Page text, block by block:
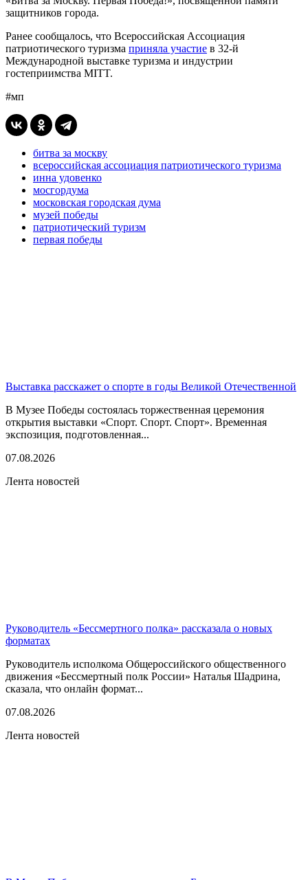
защитников города.
Ранее сообщалось, что Всероссийская Ассоциация
патриотического туризма приняла участие в 32-й
Международной выставке туризма и индустрии
гостеприимства MITT.
#мп
битва за москву
всероссийская ассоциация патриотического туризма
инна удовенко
мосгордума
московская городская дума
музей победы
патриотический туризм
первая победы
Выставка расскажет о спорте в годы Великой Отечественной
В Музее Победы состоялась торжественная церемония
открытия выставки «Спорт. Спорт. Спорт». Временная
экспозиция, подготовленная...
07.08.2026
Лента новостей
Руководитель «Бессмертного полка» рассказала о новых
форматах
Руководитель исполкома Общероссийского общественного
движения «Бессмертный полк России» Наталья Шадрина,
сказала, что онлайн формат...
07.08.2026
Лента новостей